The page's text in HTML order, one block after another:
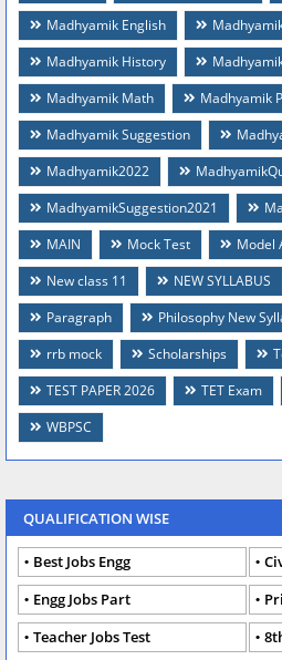
Madhyamik English
Madhyamik History
Madhyamik Math
Madhyamik
Madhyamik Suggestion
Madhyamik2022
MadhyamikSuggestion2021
MAIN
Mock Test Model
New class 11
NEW SYLLABUS
Paragraph
Philosophy New
rrb mock
Scholarships
TEST PAPER 2026
TET Exam
WBPSC
QUALIFICATION WISE
Best Jobs Engg
Engg Jobs Part
Teacher Jobs Test